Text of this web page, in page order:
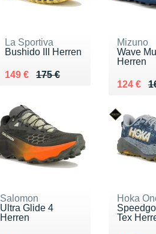
La Sportiva
Bushido III Herren
175 €
Au lieu de 175 €
149 €
Vendu 149 €
Mizuno
Wave
Herren
Au lieu
124 €
Vendu
Salomon
Ultra Glide 4
Herren
Hoka
Tex